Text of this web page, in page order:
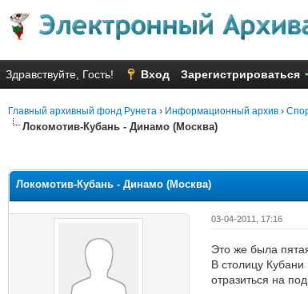
Здравствуйте, Гость! Вход Зарегистрироваться
Главный архивный фонд Рунета › Информационный архив ›
Локомотив-Кубань - Динамо (Москва)
Локомотив-Кубань - Динамо (Москва)
03-04-2011, 17:16
Это же была
В столицу
отразиться на